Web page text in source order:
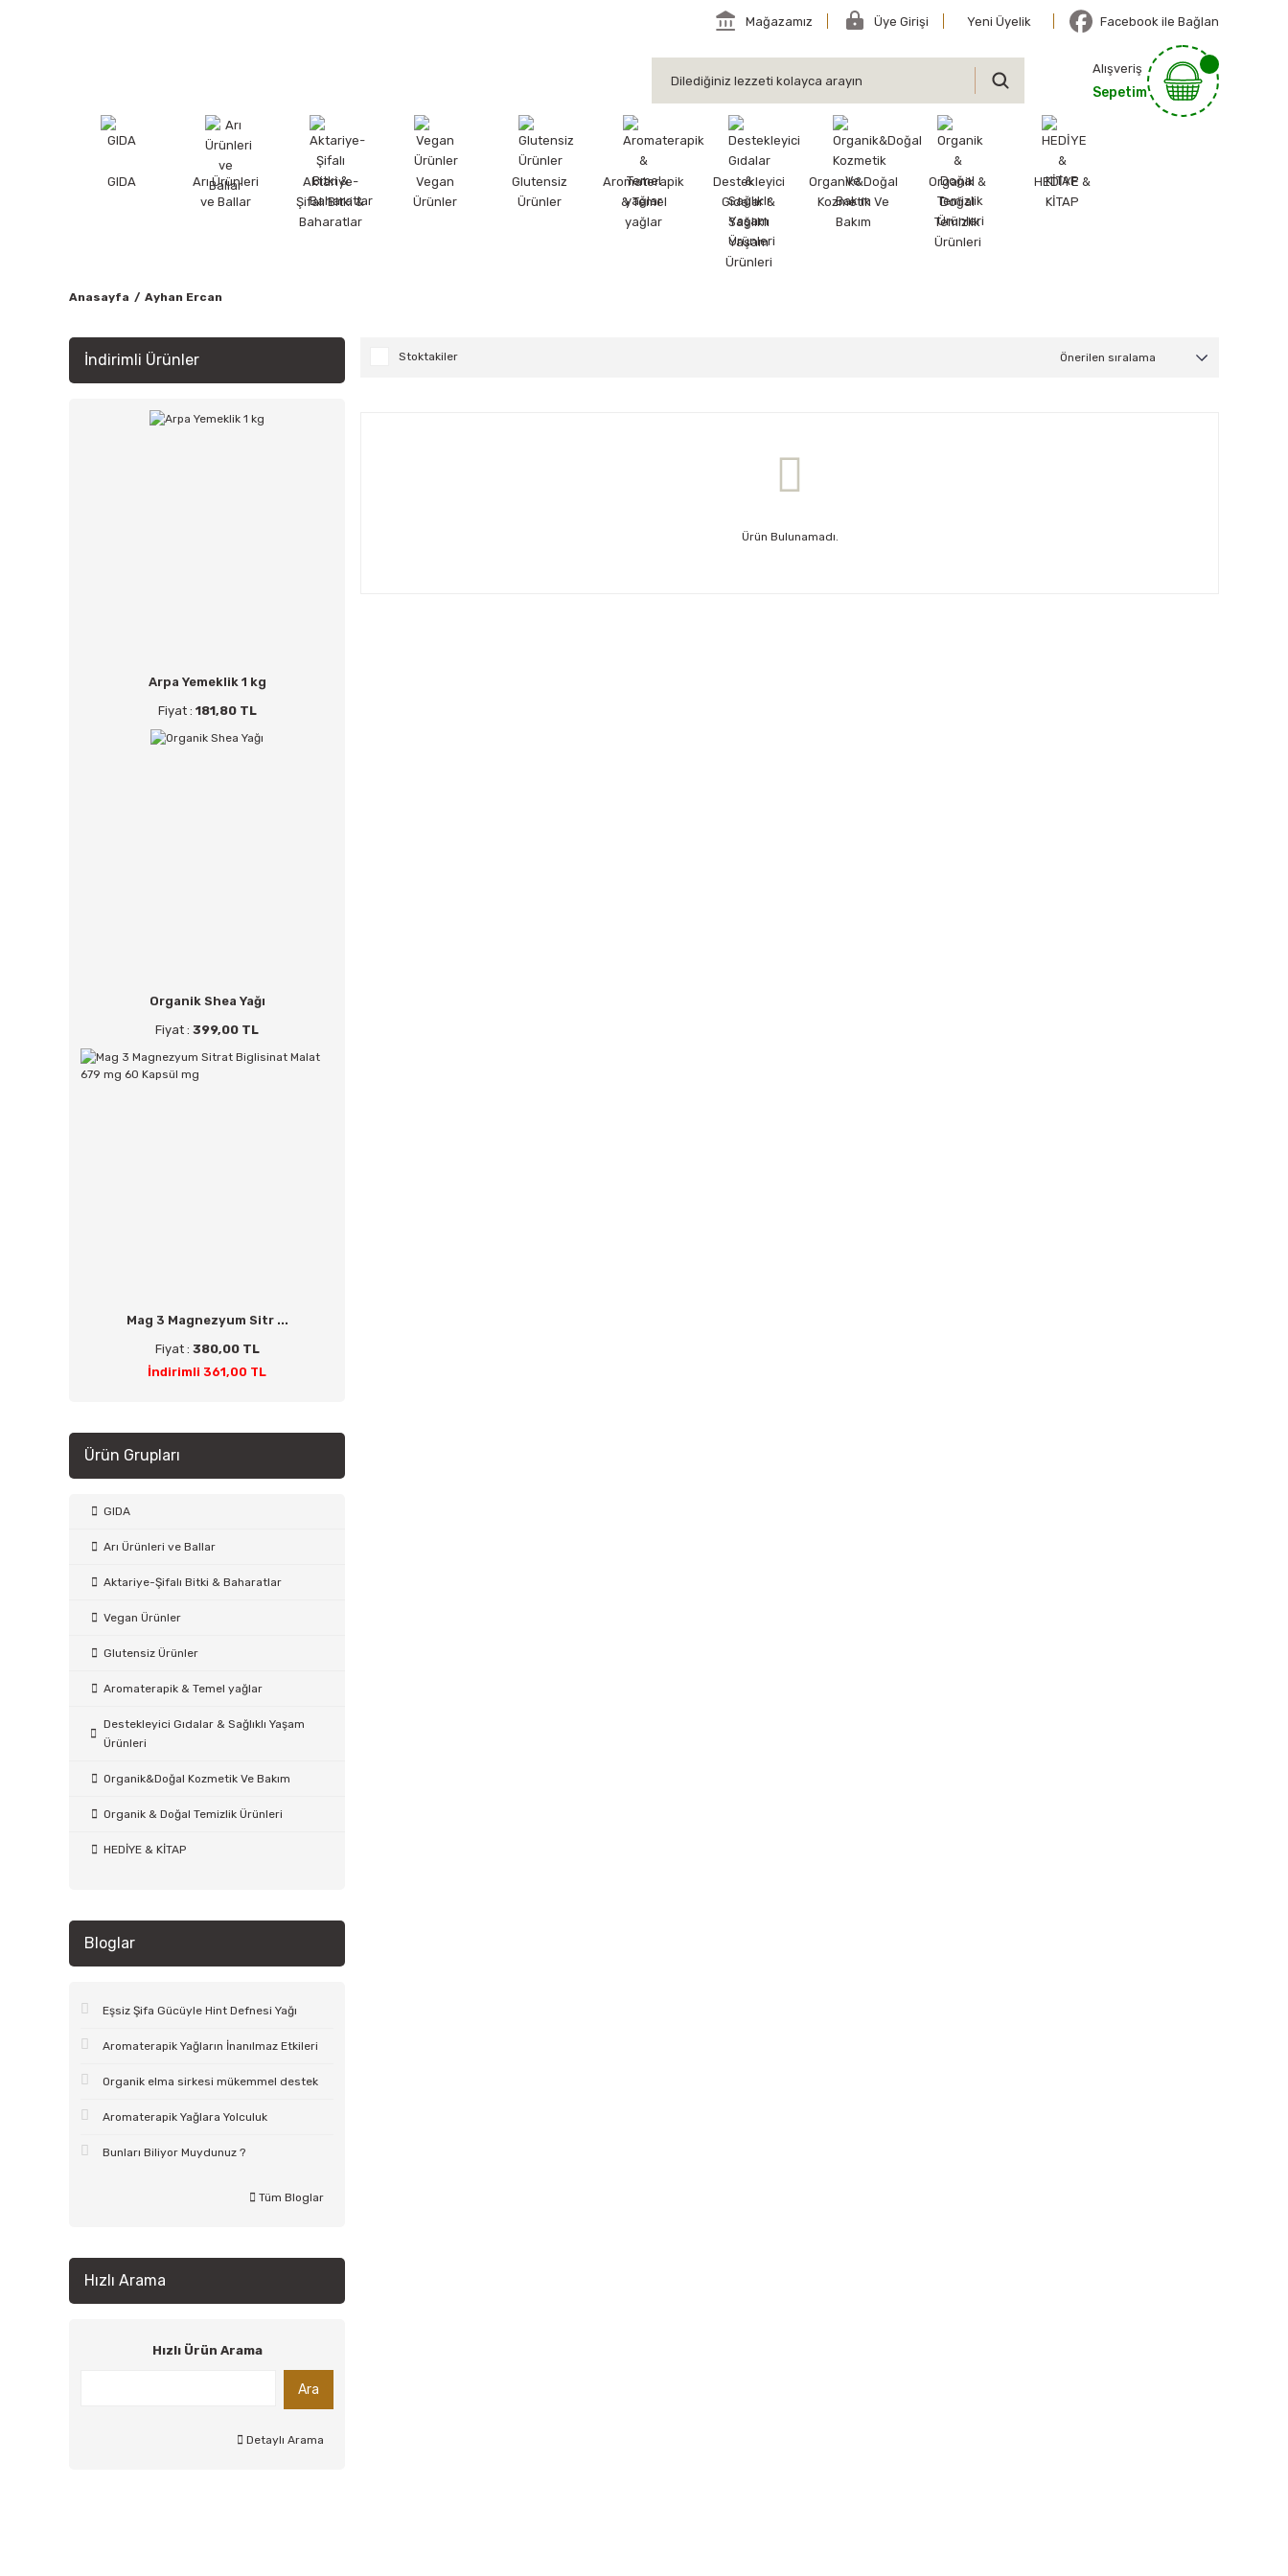
Mağazamız Üye Girişi Yeni Üyelik Facebook ile Bağlan
Alışveriş
Sepetim
GIDA
Arı Ürünleri
ve Ballar
Aktariye-
Şifalı Bitki &
Baharatlar
Vegan
Ürünler
Glutensiz
Ürünler
Aromaterapik
& Temel
yağlar
Destekleyici
Gıdalar &
Sağlıklı
Yaşam
Ürünleri
Organik&Doğal
Kozmetik Ve
Bakım
Organik &
Doğal
Temizlik
Ürünleri
HEDİYE &
KİTAP
Anasayfa Ayhan Ercan
İndirimli Ürünler
Arpa Yemeklik 1 kg
Fiyat : 181,80 TL
Organik Shea Yağı
Fiyat : 399,00 TL
Mag 3 Magnezyum Sitr ...
Fiyat : 380,00 TL
İndirimli 361,00 TL
Ürün Grupları
GIDA
Arı Ürünleri ve Ballar
Aktariye-Şifalı Bitki & Baharatlar
Vegan Ürünler
Glutensiz Ürünler
Aromaterapik & Temel yağlar
Destekleyici Gıdalar & Sağlıklı Yaşam
Ürünleri
Organik&Doğal Kozmetik Ve Bakım
Organik & Doğal Temizlik Ürünleri
HEDİYE & KİTAP
Bloglar
Eşsiz Şifa Gücüyle Hint Defnesi Yağı
Aromaterapik Yağların İnanılmaz Etkileri
Organik elma sirkesi mükemmel destek
Aromaterapik Yağlara Yolculuk
Bunları Biliyor Muydunuz ?
Tüm Bloglar
Hızlı Arama
Hızlı Ürün Arama
Ara
Detaylı Arama
Stoktakiler
Ürün Bulunamadı.